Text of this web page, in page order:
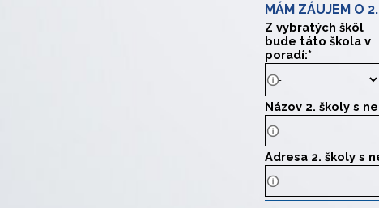
MÁM ZÁUJEM O
Z vybratých škôl
bude táto škola v
poradí:*
Názov 2. školy s
Uveďte presný
Adresa 2. školy s
Uveďte presnú